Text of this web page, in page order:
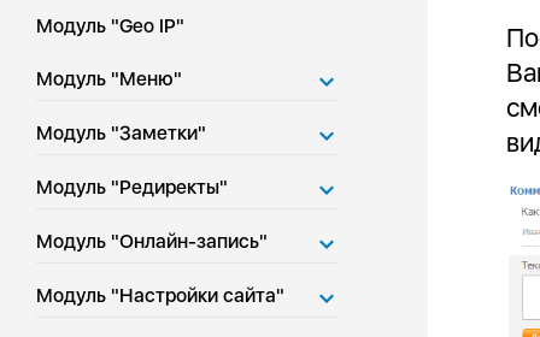
Модуль "Geo IP"
Модуль "Меню"
Модуль "Заметки"
Модуль "Редиректы"
Модуль "Онлайн-запись"
Модуль "Настройки сайта"